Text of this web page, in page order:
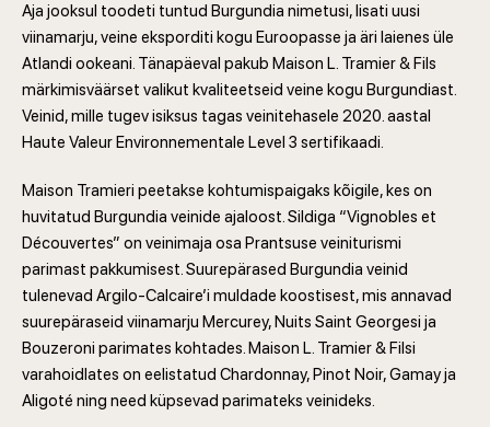
Aja jooksul toodeti tuntud Burgundia nimetusi, lisati uusi
viinamarju, veine eksporditi kogu Euroopasse ja äri laienes üle
Atlandi ookeani. Tänapäeval pakub Maison L. Tramier & Fils
märkimisväärset valikut kvaliteetseid veine kogu Burgundiast.
Veinid, mille tugev isiksus tagas veinitehasele 2020. aastal
Haute Valeur Environnementale Level 3 sertifikaadi.
Maison Tramieri peetakse kohtumispaigaks kõigile, kes on
huvitatud Burgundia veinide ajaloost. Sildiga “Vignobles et
Découvertes” on veinimaja osa Prantsuse veiniturismi
parimast pakkumisest. Suurepärased Burgundia veinid
tulenevad Argilo-Calcaire’i muldade koostisest, mis annavad
suurepäraseid viinamarju Mercurey, Nuits Saint Georgesi ja
Bouzeroni parimates kohtades. Maison L. Tramier & Filsi
varahoidlates on eelistatud Chardonnay, Pinot Noir, Gamay ja
Aligoté ning need küpsevad parimateks veinideks.